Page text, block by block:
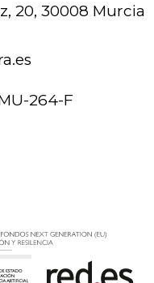
20, 30008 Murcia
264-F